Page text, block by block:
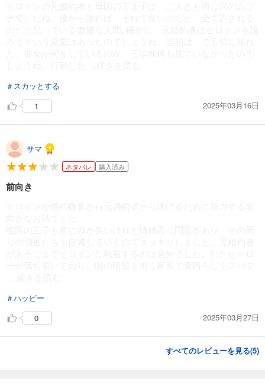
＃スカッとする
1
2025年03月16日
サマ
ネタバレ 購入済み
前向き
＃ハッピー
0
2025年03月27日
すべてのレビューを見る(5)